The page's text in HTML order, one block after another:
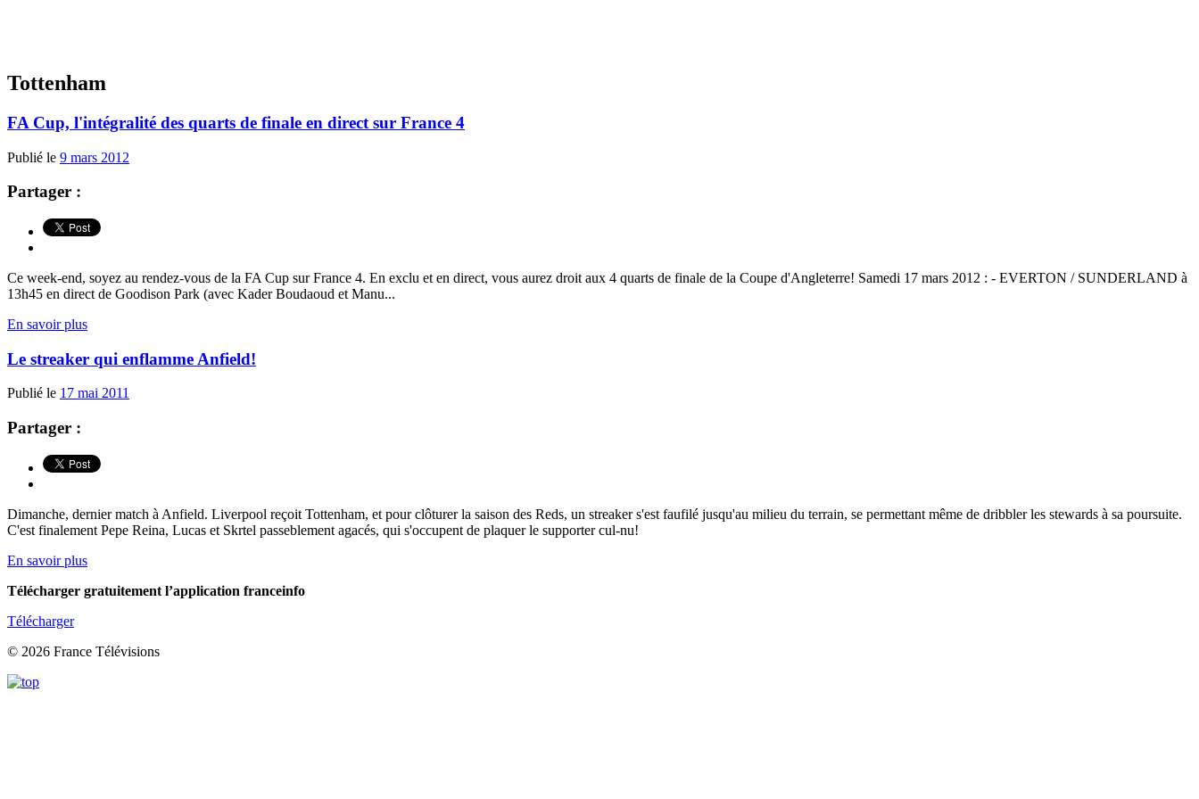
Tottenham
FA Cup, l'intégralité des quarts de finale en direct sur France 4
Publié le 9 mars 2012
Partager :
Ce week-end, soyez au rendez-vous de la FA Cup sur France 4. En exclu et en direct, vous aurez droit aux 4 quarts de finale de la Coupe d'Angleterre! Samedi 17 mars 2012 : - EVERTON / SUNDERLAND à
13h45 en direct de Goodison Park (avec Kader Boudaoud et Manu...
En savoir plus
Le streaker qui enflamme Anfield!
Publié le 17 mai 2011
Partager :
Dimanche, dernier match à Anfield. Liverpool reçoit Tottenham, et pour clôturer la saison des Reds, un streaker s'est faufilé jusqu'au milieu du terrain, se permettant même de dribbler les stewards à sa poursuite.
C'est finalement Pepe Reina, Lucas et Skrtel passeblement agacés, qui s'occupent de plaquer le supporter cul-nu!
En savoir plus
Télécharger gratuitement l’application franceinfo
Télécharger
© 2026 France Télévisions